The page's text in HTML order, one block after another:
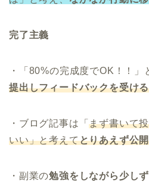
完了主義
・「80%の完成度でOK！！」
提出しフィードバックを受ける
・ブログ記事は「まず書いて
いい」と考えてとりあえず公
・副業の勉強をしながら少し